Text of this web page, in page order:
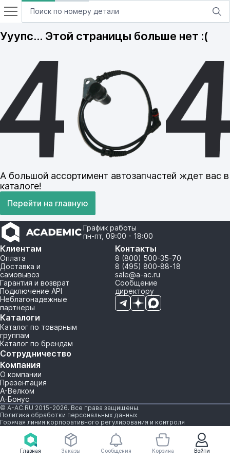
Главная Войти
Заказы Сообщения Корзина
Ууупс… Этой страницы больше нет :(
А большой ассортимент автозапчастей ждет вас в
каталоге!
Перейти на главную
График работы
пн-пт, 09:00 - 18:00
Клиентам
Оплата
Доставка и
самовывоз
Гарантия и возврат
Подключение API
Неблагонадежные
партнеры
Каталоги
Каталог по товарным
группам
Каталог по брендам
Сотрудничество
Компания
О компании
Презентация
А-Велком
А-Бонус
Контакты
8 (800) 500-35-70
8 (495) 800-88-18
sale@a-ac.ru
Сообщение
директору
© A-AC.RU 2015-2026. Все права защищены.
Политика обработки персональных данных
Горячая линия корпоративного регулирования и контроля